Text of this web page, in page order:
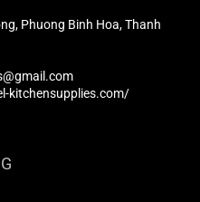
Phuong Binh Hoa, Thanh
kitchensupplies.com/